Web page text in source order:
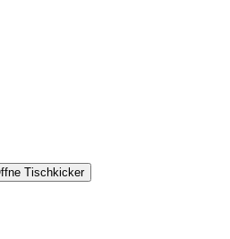
Tischkicker